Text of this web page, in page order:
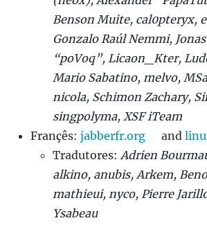
Benson Muite, cal0pteryx,
Gonzalo Raúl Nemmi,
“poVoq”, Licaon_Kter,
Mario Sabatino, melvo,
nicola, Schimon Zachary,
singpolyma, XSF iTeam
Françês: jabberfr.org and
Tradutores: Adrien
alkino, anubis, Arkem,
mathieui, nyco, Pierre
Ysabeau